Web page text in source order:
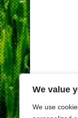
We value
We use